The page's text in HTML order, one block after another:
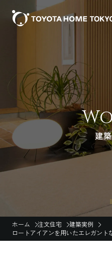
建
ホーム 注文住宅
建築実例
ロートアイアンを用いたエレガント